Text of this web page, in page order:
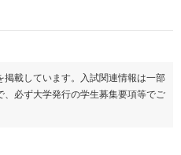
載しています。入試関連情報は一部
必ず大学発行の学生募集要項等でご